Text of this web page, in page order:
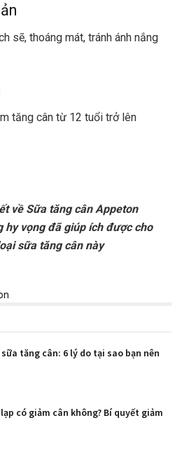
sẽ, thoáng mát, tránh ánh nắng
tăng cân từ 12 tuổi trở lên
về Sữa tăng cân Appeton
hy vọng đã giúp ích được cho
sữa tăng cân này
sữa tăng cân: 6 lý do tại sao bạn nên
có giảm cân không? Bí quyết giảm